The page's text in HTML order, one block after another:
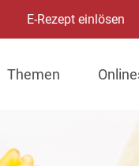
E-Rezept einlösen
Themen